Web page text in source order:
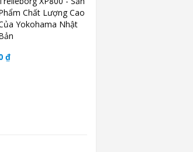
Chất Lượng Cao
Yokohama Nhật
₫